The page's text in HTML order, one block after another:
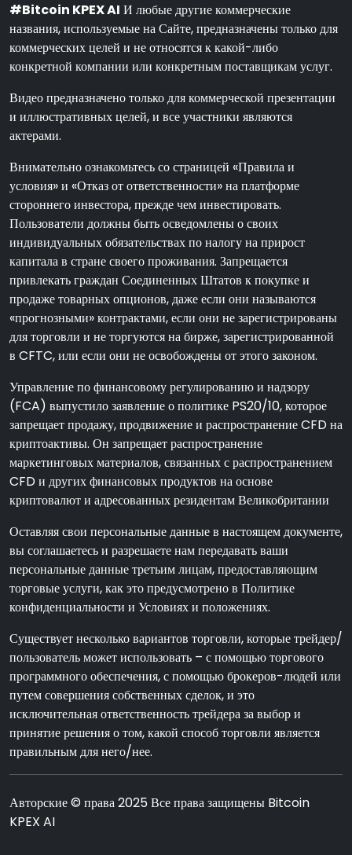
#Bitcoin KPEX AI И любые другие коммерческие
названия, используемые на Сайте, предназначены только для
коммерческих целей и не относятся к какой-либо
конкретной компании или конкретным поставщикам услуг.
Видео предназначено только для коммерческой презентации
и иллюстративных целей, и все участники являются
актерами.
Внимательно ознакомьтесь со страницей «Правила и
условия» и «Отказ от ответственности» на платформе
стороннего инвестора, прежде чем инвестировать.
Пользователи должны быть осведомлены о своих
индивидуальных обязательствах по налогу на прирост
капитала в стране своего проживания. Запрещается
привлекать граждан Соединенных Штатов к покупке и
продаже товарных опционов, даже если они называются
«прогнозными» контрактами, если они не зарегистрированы
для торговли и не торгуются на бирже, зарегистрированной
в CFTC, или если они не освобождены от этого законом.
Управление по финансовому регулированию и надзору
(FCA) выпустило заявление о политике PS20/10, которое
запрещает продажу, продвижение и распространение CFD на
криптоактивы. Он запрещает распространение
маркетинговых материалов, связанных с распространением
CFD и других финансовых продуктов на основе
криптовалют и адресованных резидентам Великобритании
Оставляя свои персональные данные в настоящем документе,
вы соглашаетесь и разрешаете нам передавать ваши
персональные данные третьим лицам, предоставляющим
торговые услуги, как это предусмотрено в Политике
конфиденциальности и Условиях и положениях.
Существует несколько вариантов торговли, которые трейдер/
пользователь может использовать – с помощью торгового
программного обеспечения, с помощью брокеров-людей или
путем совершения собственных сделок, и это
исключительная ответственность трейдера за выбор и
принятие решения о том, какой способ торговли является
правильным для него/нее.
Авторские © права 2025 Все права защищены Bitcoin
KPEX AI